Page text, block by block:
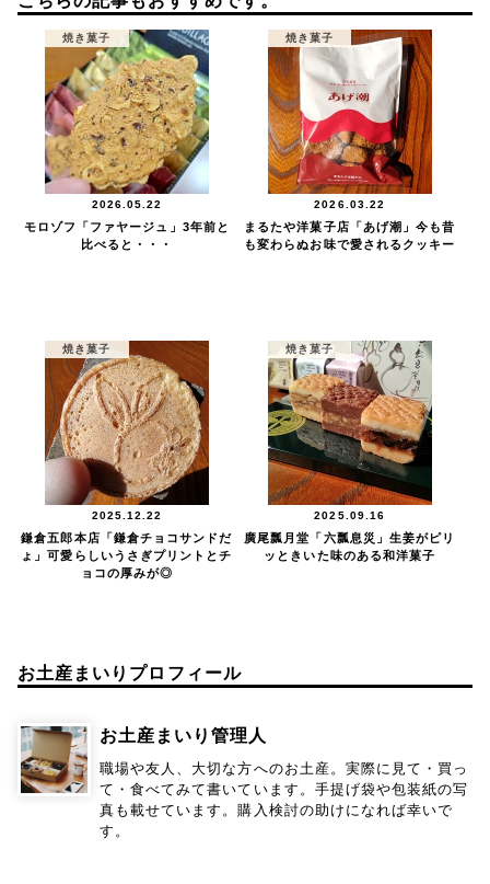
焼き菓子
2026.05.22
モロゾフ「ファヤージュ」3年前と
比べると・・・
焼き菓子
2026.03.22
まるたや洋菓子店「あげ潮」今も昔
も変わらぬお味で愛されるクッキー
焼き菓子
2025.12.22
鎌倉五郎本店「鎌倉チョコサンドだ
ょ」可愛らしいうさぎプリントとチ
ョコの厚みが◎
焼き菓子
2025.09.16
廣尾瓢月堂「六瓢息災」生姜がピリ
ッときいた味のある和洋菓子
お土産まいりプロフィール
お土産まいり管理人
職場や友人、大切な方へのお土産。実際に見て・買っ
て・食べてみて書いています。手提げ袋や包装紙の写
真も載せています。購入検討の助けになれば幸いで
す。